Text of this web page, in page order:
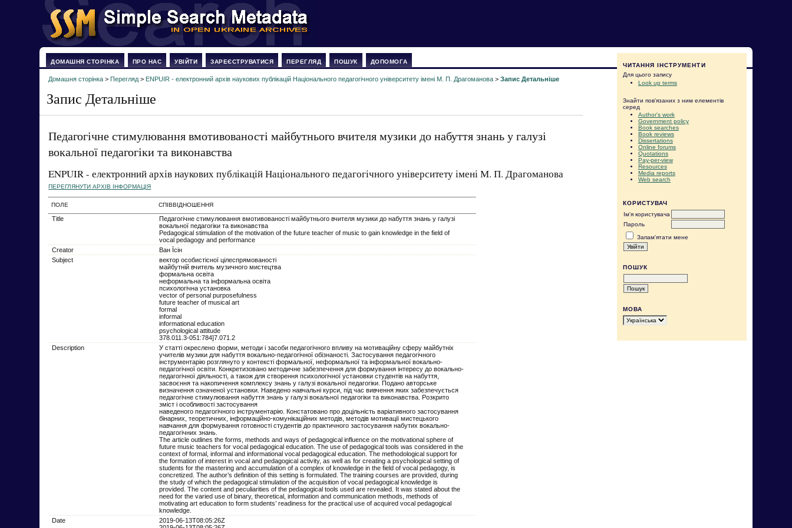
ЧИТАННЯ ІНСТРУМЕНТИ
Для цього запису
Look up terms
Знайти пов'язаних з ним елементів
серед
Author's work
Government policy
Book searches
Book reviews
Dissertations
Online forums
Quotations
Pay-per-view
Resources
Media reports
Web search
КОРИСТУВАЧ
Ім'я користувача
Пароль
Запам'ятати мене
ПОШУК
МОВА
ДОМАШНЯ СТОРІНКА ПРО НАС УВІЙТИ ЗАРЕЄСТРУВАТИСЯ ПЕРЕГЛЯД ПОШУК ДОПОМОГА
Домашня сторінка >Перегляд > ENPUIR - електронний архів наукових публікацій Національного педагогічного університету імені М. П. Драгоманова >Запис Детальніше
Запис Детальніше
Педагогічне стимулювання вмотивованості майбутнього вчителя музики до набуття знань у галузі
вокальної педагогіки та виконавства
ENPUIR - електронний архів наукових публікацій Національного педагогічного університету імені М. П. Драгоманова
ПЕРЕГЛЯНУТИ АРХІВ ІНФОРМАЦІЯ
ПОЛЕ СПІВВІДНОШЕННЯ
Title
Педагогічне стимулювання вмотивованості майбутнього вчителя музики до набуття знань у галузі
вокальної педагогіки та виконавства
Pedagogical stimulation of the motivation of the future teacher of music to gain knowledge in the field of
vocal pedagogy and performance
Creator
Ван Їсін
Subject
вектор особистісної цілеспрямованості
майбутній вчитель музичного мистецтва
формальна освіта
неформальна та інформальна освіта
психологічна установка
vector of personal purposefulness
future teacher of musical art
formal
informal
informational education
psychological attitude
378.011.3-051:784]7.071.2
Description
У статті окреслено форми, методи і засоби педагогічного впливу на мотиваційну сферу майбутніх
учителів музики для набуття вокально-педагогічної обізнаності. Застосування педагогічного
інструментарію розглянуто у контексті формальної, неформальної та інформальної вокально-
педагогічної освіти. Конкретизовано методичне забезпечення для формування інтересу до вокально-
педагогічної діяльності, а також для створення психологічної установки студентів на набуття,
засвоєння та накопичення комплексу знань у галузі вокальної педагогіки. Подано авторське
визначення означеної установки. Наведено навчальні курси, під час вивчення яких забезпечується
педагогічне стимулювання набуття знань у галузі вокальної педагогіки та виконавства. Розкрито
зміст і особливості застосування
наведеного педагогічного інструментарію. Констатовано про доцільність варіативного застосування
бінарних, теоретичних, інформаційно-комунікаційних методів, методів мотивації мистецького
навчання для формування готовності студентів до практичного застосування набутих вокально-
педагогічних знань.
The article outlines the forms, methods and ways of pedagogical influence on the motivational sphere of
future music teachers for vocal pedagogical education. The use of pedagogical tools was considered in the
context of formal, informal and informational vocal pedagogical education. The methodological support for
the formation of interest in vocal and pedagogical activity, as well as for creating a psychological setting of
students for the mastering and accumulation of a complex of knowledge in the field of vocal pedagogy, is
concretized. The author’s definition of this setting is formulated. The training courses are provided, during
the study of which the pedagogical stimulation of the acquisition of vocal pedagogical knowledge is
provided. The content and peculiarities of the pedagogical tools used are revealed. It was stated about the
need for the varied use of binary, theoretical, information and communication methods, methods of
motivating art education to form students’ readiness for the practical use of acquired vocal pedagogical
knowledge.
Date
2019-06-13T08:05:26Z